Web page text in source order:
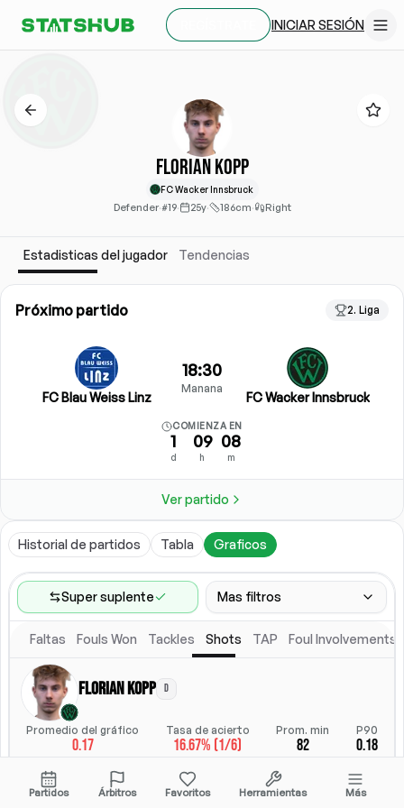
INICIAR SESIÓN
Florian Kopp
FC Wacker Innsbruck
Defender·#19· 25y· 186cm· Right
Estadisticas del jugador Tendencias
Próximo partido 2. Liga
FC Blau Weiss Linz
18:30
Manana
FC Wacker Innsbruck
COMIENZA EN
1
d
09
h
08
m
Ver partido
Historial de partidos Tabla Graficos
Super suplente Mas filtros
Rango de partidos
Ultimos 60 partidos
Competiciones
Ligas(4
Todos
Alineacion titular
Alineacion titular
Faltas Fouls Won Tackles Shots TAP Foul Involvements
Florian Kopp D
Promedio del gráfico
0.17
Tasa de acierto
16.67% (1/6)
Prom. min
82
P90
0.18
StatsHub.com
Partidos Árbitros Favoritos Herramientas Más